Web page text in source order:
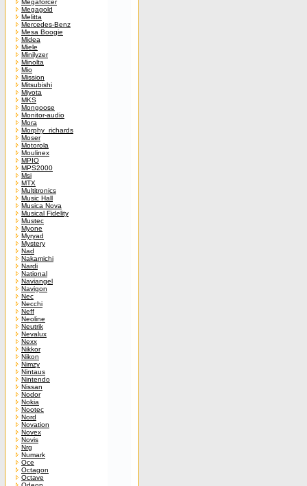
Megaforcer
Megagold
Melitta
Mercedes-Benz
Mesa Boogie
Midea
Miele
Minilyzer
Minolta
Mio
Mission
Mitsubishi
Miyota
MKS
Mongoose
Monitor-audio
Mora
Morphy_richards
Moser
Motorola
Moulinex
MPIO
MPS2000
Msi
MTX
Multitronics
Music Hall
Musica Nova
Musical Fidelity
Mustec
Myone
Myryad
Mystery
Nad
Nakamichi
Nardi
National
Naviangel
Navigon
Nec
Necchi
Neff
Neoline
Neutrik
Nevalux
Nexx
Nikkor
Nikon
Nimzy
Nintaus
Nintendo
Nissan
Nodor
Nokia
Nootec
Nord
Novation
Novex
Novis
Nrg
Numark
Oce
Octagon
Octave